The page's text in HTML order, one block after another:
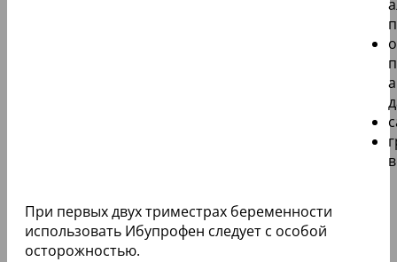
При первых двух триместрах беременности
использовать Ибупрофен следует с особой
осторожностью.